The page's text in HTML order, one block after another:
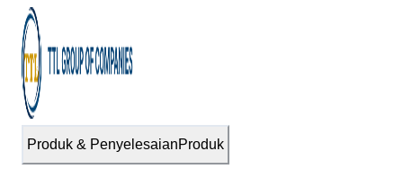
Produk & PenyelesaianProduk